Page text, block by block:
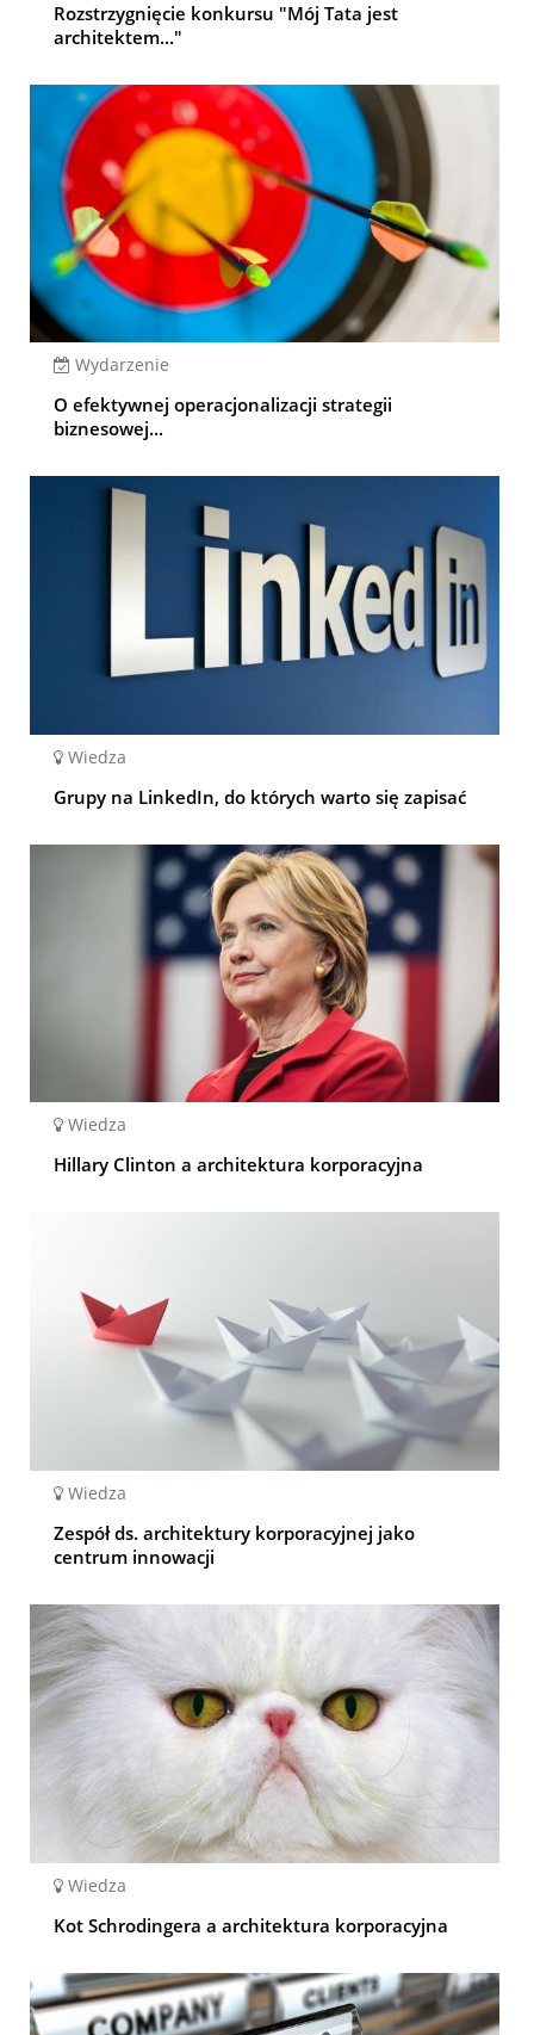
Rozstrzygnięcie konkursu "Mój Tata jest
architektem..."
Wydarzenie
O efektywnej operacjonalizacji strategii
biznesowej...
Wiedza
Grupy na LinkedIn, do których warto się zapisać
Wiedza
Hillary Clinton a architektura korporacyjna
Wiedza
Zespół ds. architektury korporacyjnej jako
centrum innowacji
Wiedza
Kot Schrodingera a architektura korporacyjna